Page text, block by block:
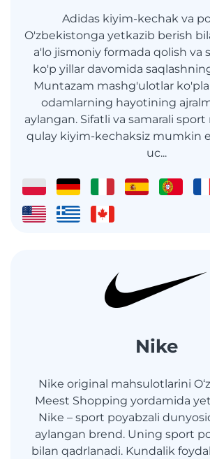
Adidas kiyim-kechak va
O'zbekistonga yetkazib berish
a'lo jismoniy formada qolish va
ko'p yillar davomida
Muntazam mashg'ulotlar
odamlarning hayotining
aylangan. Sifatli va samarali
qulay kiyim-kechaksiz mumkin
uc...
Nike
Nike original mahsulotlarini
Meest Shopping yordamida
Nike – sport poyabzali
aylangan brend. Uning sport
bilan qadrlanadi. Kundalik